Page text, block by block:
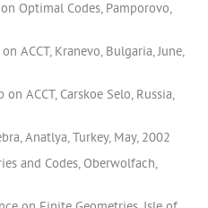
Optimal Codes, Pamporovo,
ACCT, Kranevo, Bulgaria, June,
ACCT, Carskoe Selo, Russia,
Anatlya, Turkey, May, 2002
and Codes, Oberwolfach,